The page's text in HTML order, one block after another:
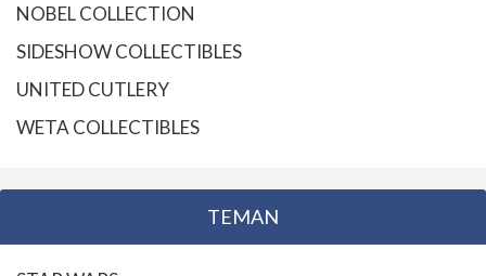
NOBEL COLLECTION
SIDESHOW COLLECTIBLES
UNITED CUTLERY
WETA COLLECTIBLES
TEMAN